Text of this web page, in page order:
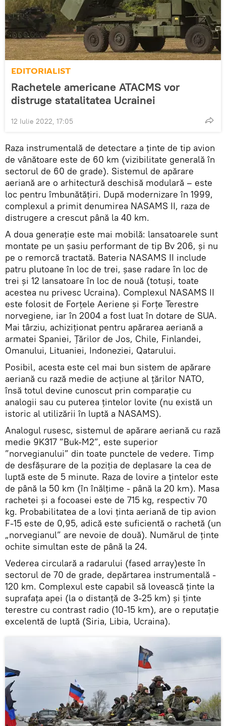
EDITORIALIST
Rachetele americane ATACMS vor
distruge statalitatea Ucrainei
12 Iulie 2022, 17:05
Raza instrumentală de detectare a ținte de tip avion
de vânătoare este de 60 km (vizibilitate generală în
sectorul de 60 de grade). Sistemul de apărare
aeriană are o arhitectură deschisă modulară – este
loc pentru îmbunătățiri. După modernizare în 1999,
complexul a primit denumirea NASAMS II, raza de
distrugere a crescut până la 40 km.
A doua generație este mai mobilă: lansatoarele sunt
montate pe un șasiu performant de tip Bv 206, și nu
pe o remorcă tractată. Bateria NASAMS II include
patru plutoane în loc de trei, șase radare în loc de
trei și 12 lansatoare în loc de nouă (totuși, toate
acestea nu privesc Ucraina). Complexul NASAMS II
este folosit de Forțele Aeriene și Forțe Terestre
norvegiene, iar în 2004 a fost luat în dotare de SUA.
Mai târziu, achiziționat pentru apărarea aeriană a
armatei Spaniei, Țărilor de Jos, Chile, Finlandei,
Omanului, Lituaniei, Indoneziei, Qatarului.
Posibil, acesta este cel mai bun sistem de apărare
aeriană cu rază medie de acțiune al țărilor NATO,
însă totul devine cunoscut prin comparație cu
analogii sau cu puterea țintelor lovite (nu există un
istoric al utilizării în luptă a NASAMS).
Analogul rusesc, sistemul de apărare aeriană cu rază
medie 9K317 ”Buk-M2”, este superior
”norvegianului” din toate punctele de vedere. Timp
de desfășurare de la poziția de deplasare la cea de
luptă este de 5 minute. Raza de lovire a țintelor este
de până la 50 km (în înălțime - până la 20 km). Masa
rachetei și a focoasei este de 715 kg, respectiv 70
kg. Probabilitatea de a lovi ținta aeriană de tip avion
F-15 este de 0,95, adică este suficientă o rachetă (un
„norvegianul” are nevoie de două). Numărul de ținte
ochite simultan este de până la 24.
Vederea circulară a radarului (fased array)este în
sectorul de 70 de grade, depărtarea instrumentală -
120 km. Complexul este capabil să lovească ținte la
suprafața apei (la o distanță de 3-25 km) și ținte
terestre cu contrast radio (10-15 km), are o reputație
excelentă de luptă (Siria, Libia, Ucraina).